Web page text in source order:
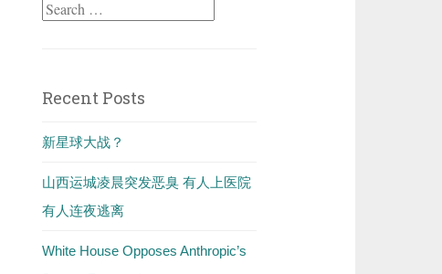
Search
Recent Posts
新星球大战？
山西运城凌晨突发恶臭 有人上医院
有人连夜逃离
White House Opposes Anthropic’s